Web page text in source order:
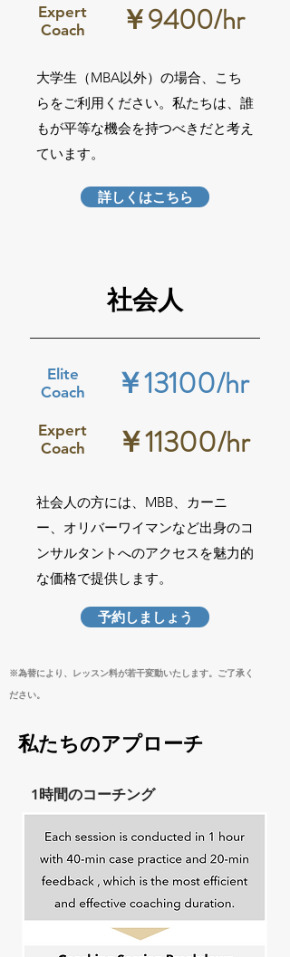
￥9400/hr
Expert
Coach
大学生（MBA以外） の場合、こち
らをご利用ください。私たちは、誰
もが平等な機会を持つべきだと考え
ています。
詳しくはこちら
社会人
￥13100/hr
Elite
Coach
￥11300/hr
Expert
Coach
社会人の方には、MBB、カーニ
ー、オリバーワイマンなど出身のコ
ンサルタントへのアクセスを魅力的
な価格で提供します。
予約しましょう
※為替により、レッスン料が若干変動いたします。ご了承く
ださい。
私たちのアプローチ
1時間のコーチング